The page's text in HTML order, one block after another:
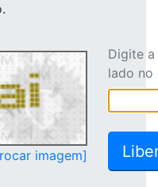
imagem]
Digite
lado no